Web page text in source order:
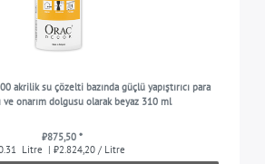
akrilik su çözelti bazında güçlü yapıştırıcı para
ve onarım dolgusu olarak beyaz 310 ml
₺875,50 *
Litre | ₺2.824,20 / Litre